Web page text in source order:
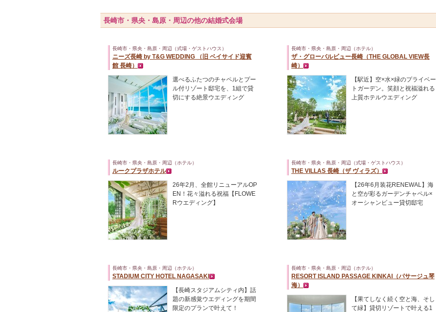
長崎市・県央・島原・周辺の他の結婚式会場
長崎市・県央・島原・周辺（式場・ゲストハウス）
ニーズ長崎 by T&G WEDDING （旧 ベイサイド迎賓
館 長崎）
選べるふたつのチャペルとプー
ル付リゾート邸宅を、1組で貸
切にする絶景ウエディング
長崎市・県央・島原・周辺（ホテル）
ザ・グローバルビュー長崎（THE GLOBAL VIEW長
崎）
【駅近】空×水×緑のプライベー
トガーデン。笑顔と祝福溢れる
上質ホテルウエディング
長崎市・県央・島原・周辺（ホテル）
ルークプラザホテル
26年2月、全館リニューアルOP
EN！花々溢れる祝福【FLOWE
Rウエディング】
長崎市・県央・島原・周辺（式場・ゲストハウス）
THE VILLAS 長崎（ザ ヴィラズ）
【26年6月装花RENEWAL】海
と空が彩るガーデンチャペル×
オーシャンビュー貸切邸宅
長崎市・県央・島原・周辺（ホテル）
STADIUM CITY HOTEL NAGASAKI
【長崎スタジアムシティ内】話
題の新感覚ウエディングを期間
限定のプランで叶えて！
長崎市・県央・島原・周辺（ホテル）
RESORT ISLAND PASSAGE KINKAI（パサージュ琴
海）
【果てしなく続く空と海、そし
て緑】貸切リゾートで叶える1